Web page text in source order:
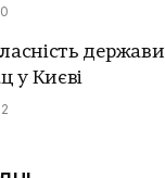
держави
у Києві